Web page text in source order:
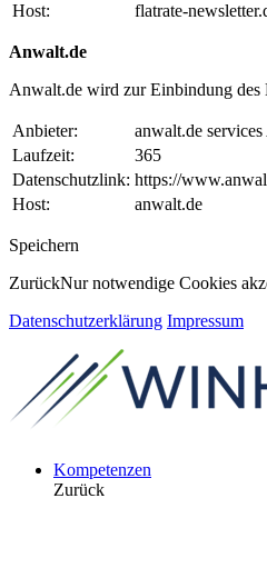
Host:
flatrate-
Anwalt.de
Anwalt.de wird zur Einbindung des
Anbieter:
anwalt.de
Laufzeit:
365
Datenschutzlink: https://
Host:
anwalt.de
Speichern
ZurückNur notwendige Cookies
Datenschutzerklärung Impressum
Kompetenzen
Zurück